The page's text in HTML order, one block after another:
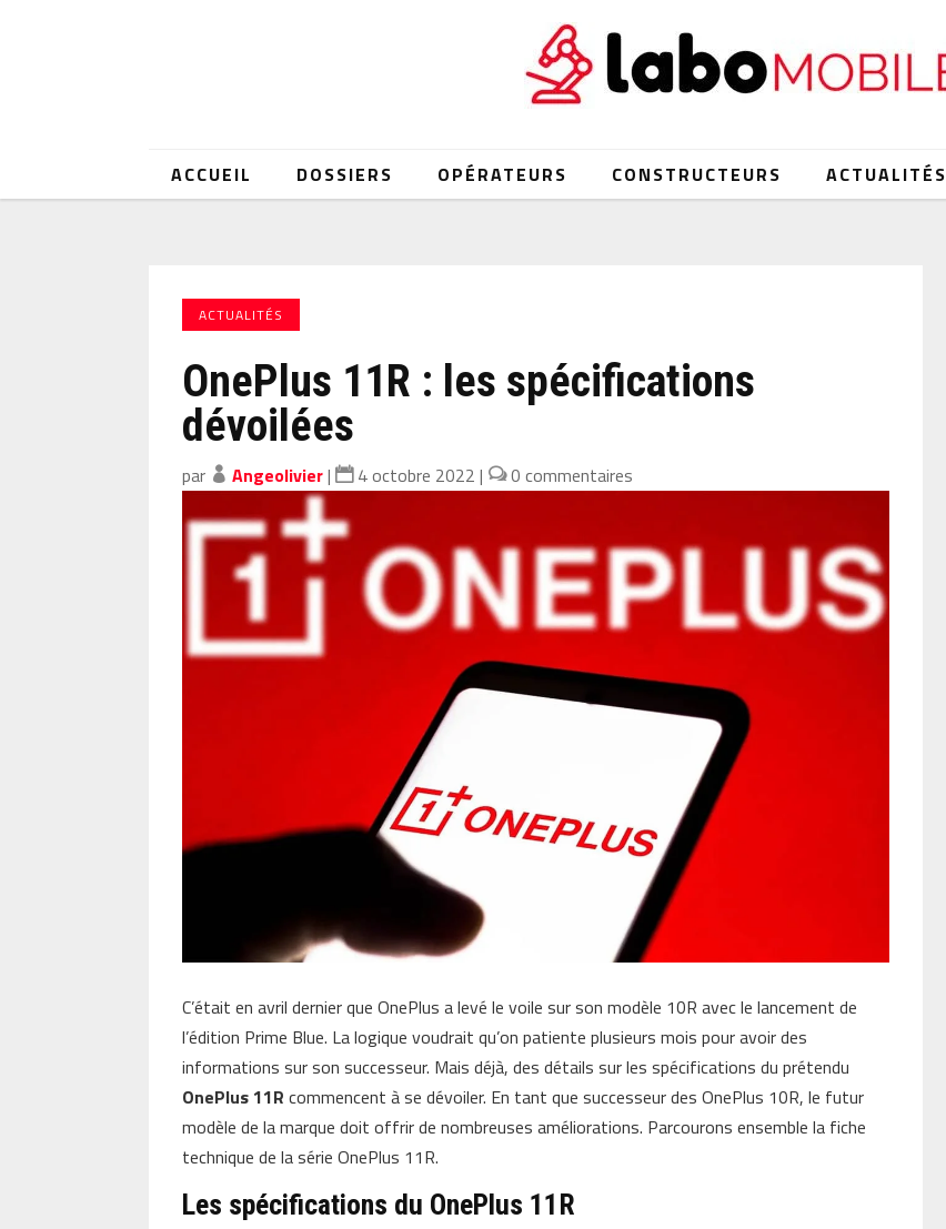
ACCUEIL DOSSIERS OPÉRATEURS CONSTRUCTEURS ACTUALITÉS
ACTUALITÉS
OnePlus 11R : les spécifications
dévoilées
par Angeolivier| 4 octobre 2022 | 0 commentaires
C’était en avril dernier que OnePlus a levé le voile sur son modèle 10R avec le lancement de
l’édition Prime Blue. La logique voudrait qu’on patiente plusieurs mois pour avoir des
informations sur son successeur. Mais déjà, des détails sur les spécifications du prétendu
OnePlus 11R commencent à se dévoiler. En tant que successeur des OnePlus 10R, le futur
modèle de la marque doit offrir de nombreuses améliorations. Parcourons ensemble la fiche
technique de la série OnePlus 11R.
Les spécifications du OnePlus 11R